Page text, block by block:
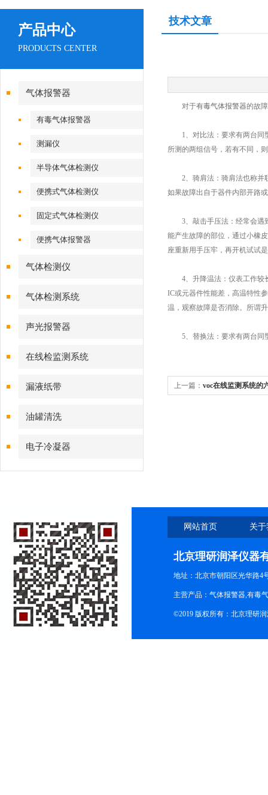
产品中心
PRODUCTS CENTER
气体报警器
有毒气体报警器
测漏仪
半导体气体检测仪
便携式气体检测仪
固定式气体检测仪
便携气体报警器
气体检测仪
气体检测系统
声光报警器
在线检监测系统
漏液纸带
油罐清洗
电子冷凝器
技术文章
对于有毒气体报警器的故
1、对比法：要求有两台同型
所测的两组信号，若有不同，
2、骑肩法：骑肩法也称并联
如果故障出自于器件内部开路
3、敲击手压法：经常会遇到
能产生故障的部位，通过小橡
座重新用手压牢，再开机试试
4、升降温法：仪表工作较长
IC或元器件性能差，高温特性
温，观察故障是否消除。所谓
5、替换法：要求有两台同型
上一篇： voc在线监测系统的
网站首页 关
北京理研润泽仪器
地址：北京市朝阳区光华路4
主营产品：气体报警器,有毒
©2019 版权所有：北京理研